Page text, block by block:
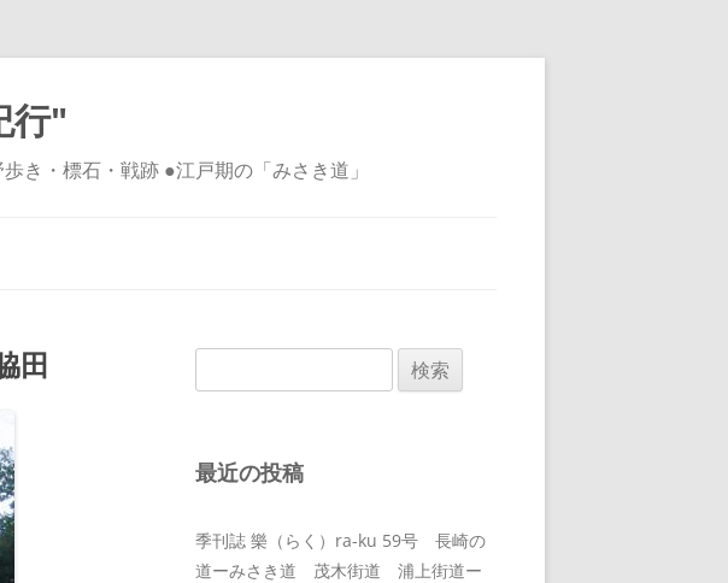
行"
き・標石・戦跡 ●江戸期の「みさき道」
田
索:
最近の投稿
季刊誌 樂（らく）ra-ku 59号 長崎の
道ーみさき道 茂木街道 浦上街道ー